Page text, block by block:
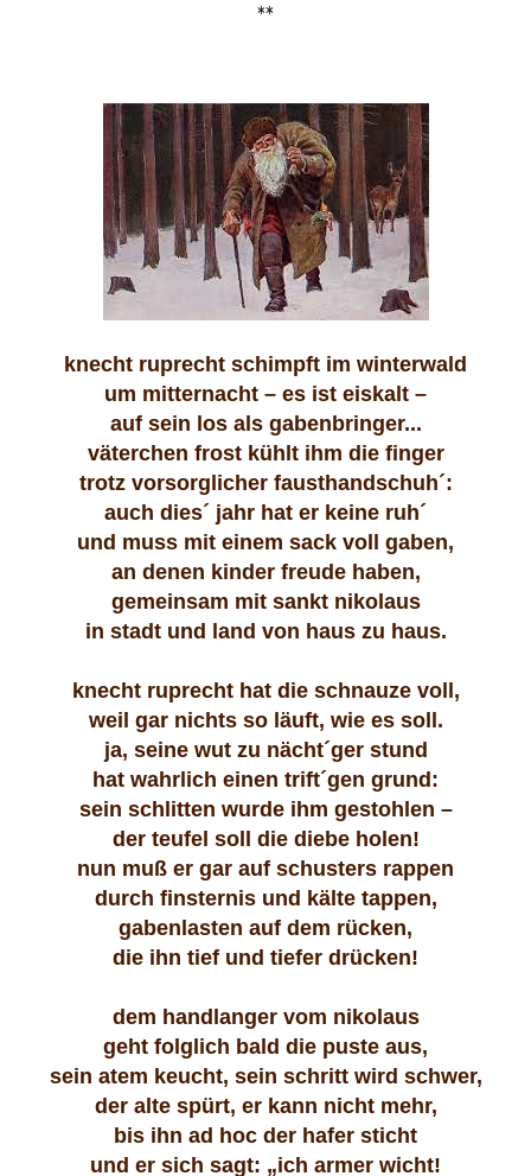
**
knecht ruprecht schimpft im winterwald
um mitternacht – es ist eiskalt –
auf sein los als gabenbringer...
väterchen frost kühlt ihm die finger
trotz vorsorglicher fausthandschuh´:
auch dies´ jahr hat er keine ruh´
und muss mit einem sack voll gaben,
an denen kinder freude haben,
gemeinsam mit sankt nikolaus
in stadt und land von haus zu haus.
knecht ruprecht hat die schnauze voll,
weil gar nichts so läuft, wie es soll.
ja, seine wut zu nächt´ger stund
hat wahrlich einen trift´gen grund:
sein schlitten wurde ihm gestohlen –
der teufel soll die diebe holen!
nun muß er gar auf schusters rappen
durch finsternis und kälte tappen,
gabenlasten auf dem rücken,
die ihn tief und tiefer drücken!
dem handlanger vom nikolaus
geht folglich bald die puste aus,
sein atem keucht, sein schritt wird schwer,
der alte spürt, er kann nicht mehr,
bis ihn ad hoc der hafer sticht
und er sich sagt: „ich armer wicht!